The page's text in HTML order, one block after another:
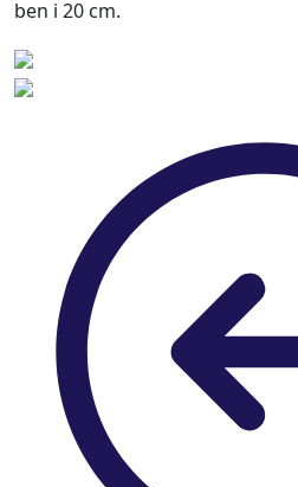
ben i 20 cm.